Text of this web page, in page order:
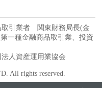
引業者 関東財務局長(金
一種金融商品取引業、投資
人資産運用業協会
All rights reserved.